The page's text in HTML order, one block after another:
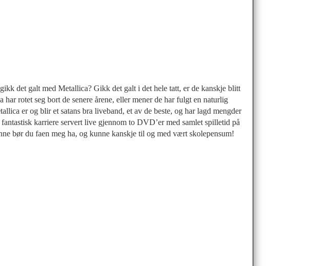
det galt med Metallica? Gikk det galt i det hele tatt, er de kanskje blitt
rotet seg bort de senere årene, eller mener de har fulgt en naturlig
er og blir et satans bra liveband, et av de beste, og har lagd mengder
karriere servert live gjennom to DVD’er med samlet spilletid på
bør du faen meg ha, og kunne kanskje til og med vært skolepensum!